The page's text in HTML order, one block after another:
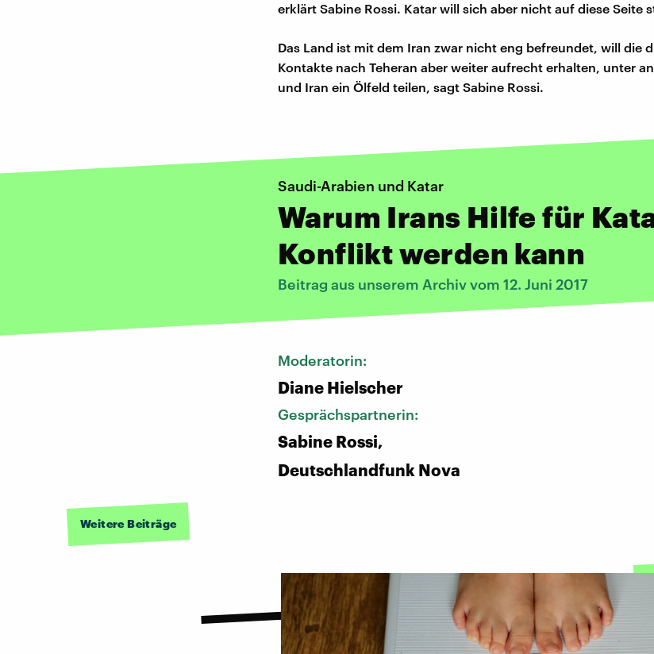
erklärt Sabine Rossi. Katar will sich aber nicht auf diese Seite
Das Land ist mit dem Iran zwar nicht eng befreundet, will die
Kontakte nach Teheran aber weiter aufrecht erhalten, unter
und Iran ein Ölfeld teilen, sagt Sabine Rossi.
Saudi-Arabien und Katar
Warum Irans Hilfe für
Konflikt werden kann
Beitrag aus unserem Archiv vom 12. Juni 2017
Moderatorin:
Diane Hielscher
Gesprächspartnerin:
Sabine Rossi,
Deutschlandfunk Nova
Weitere Beiträge